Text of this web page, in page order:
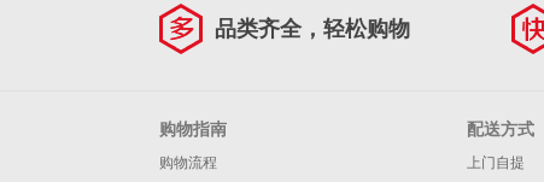
品类齐全，轻松购物
购物指南
购物流程
配送方式
上门自提